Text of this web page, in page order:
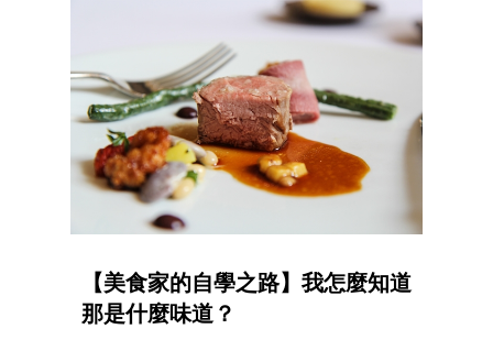
【美食家的自學之路】我怎麼知道
那是什麼味道？